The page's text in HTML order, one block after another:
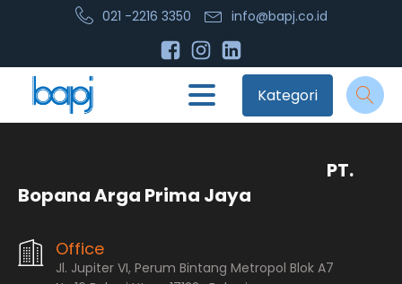
021 -2216 3350 info@bapj.co.id
Kategori
PT.
Bopana Arga Prima Jaya
Office
Jl. Jupiter VI, Perum Bintang Metropol Blok A7